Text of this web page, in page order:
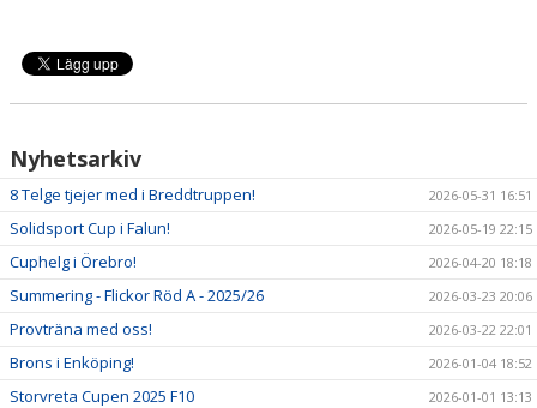
Nyhetsarkiv
8 Telge tjejer med i Breddtruppen! 2026-05-31 16:51
Solidsport Cup i Falun! 2026-05-19 22:15
Cuphelg i Örebro! 2026-04-20 18:18
Summering - Flickor Röd A - 2025/26 2026-03-23 20:06
Provträna med oss! 2026-03-22 22:01
Brons i Enköping! 2026-01-04 18:52
Storvreta Cupen 2025 F10 2026-01-01 13:13